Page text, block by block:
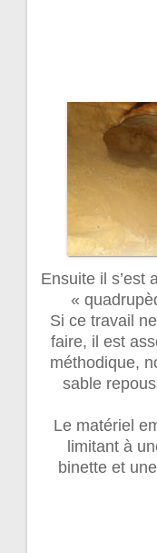
Ensuite il s’est
«
Si ce travail
faire, il est
méthodique,
sable
Le matériel
limitant à
binette et